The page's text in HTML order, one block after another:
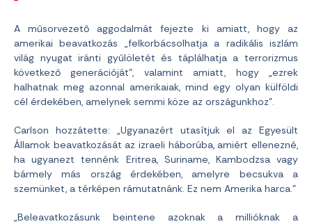
A műsorvezető aggodalmát fejezte ki amiatt, hogy az
amerikai beavatkozás „felkorbácsolhatja a radikális iszlám
világ nyugat iránti gyűlöletét és táplálhatja a terrorizmus
következő generációját”, valamint amiatt, hogy „ezrek
halhatnak meg azonnal amerikaiak, mind egy olyan külföldi
cél érdekében, amelynek semmi köze az országunkhoz”.
Carlson hozzátette: „Ugyanazért utasítjuk el az Egyesült
Államok beavatkozását az izraeli háborúba, amiért ellenezné,
ha ugyanezt tennénk Eritrea, Suriname, Kambodzsa vagy
bármely más ország érdekében, amelyre becsukva a
szemünket, a térképen rámutatnánk. Ez nem Amerika harca.”
„Beleavatkozásunk beintene azoknak a millióknak a